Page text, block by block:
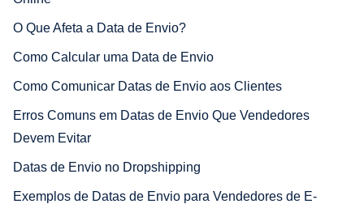
O Que Afeta a Data de Envio?
Como Calcular uma Data de Envio
Como Comunicar Datas de Envio aos Clientes
Erros Comuns em Datas de Envio Que Vendedores
Devem Evitar
Datas de Envio no Dropshipping
Exemplos de Datas de Envio para Vendedores de E-